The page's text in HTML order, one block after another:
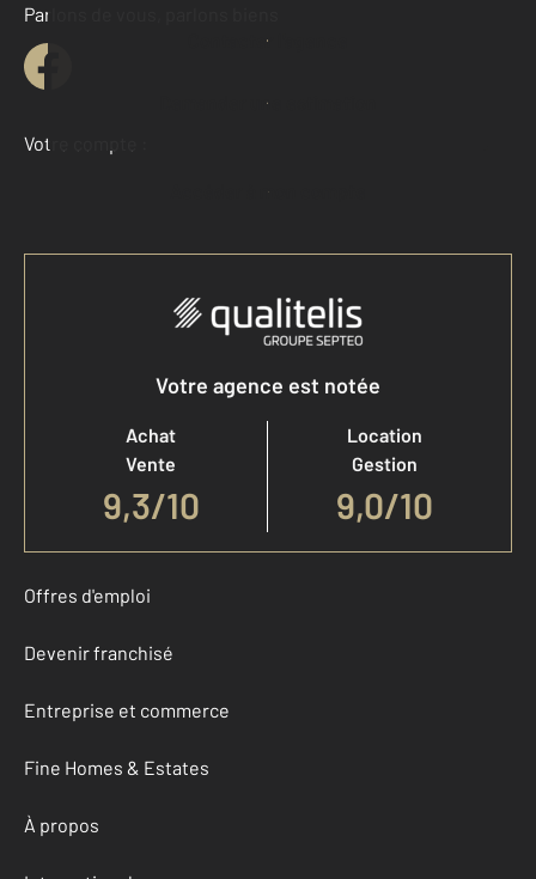
Contacter l'agence
Demander une estimation
Parlons de vous, parlons biens
Votre compte :
Accéder à mon compte
Votre agence est notée
Achat
Vente
9,3/10
Location
Gestion
9,0/10
Offres d'emploi
Devenir franchisé
Entreprise et commerce
Fine Homes & Estates
À propos